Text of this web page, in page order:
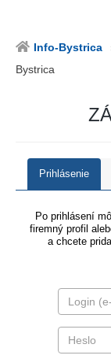
Info-Bystrica
Bystrica
Prihlásenie
Po prihlásení
firemný profil
a chcete